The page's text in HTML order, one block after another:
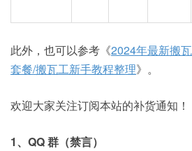
此外，也可以参考《2024年最新搬
套餐/搬瓦工新手教程整理》。
欢迎大家关注订阅本站的补货通知！
1、QQ 群（禁言）